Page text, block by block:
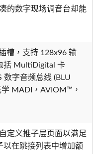
的数字现场调音台却能
槽，支持 128x96 输
括 MultiDigital 卡
数字音频总线 (BLU
MADI，AVIOM™，
定义推子层页面以满足
在跳接列表中增加额